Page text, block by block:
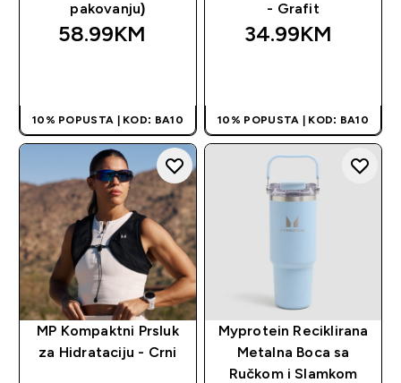
pakovanju)
58.99KM‎
10% POPUSTA | KOD: BA10
- Grafit
34.99KM‎
10% POPUSTA | KOD: BA10
MP Kompaktni Prsluk
za Hidrataciju - Crni
Myprotein Reciklirana
Metalna Boca sa
Ručkom i Slamkom